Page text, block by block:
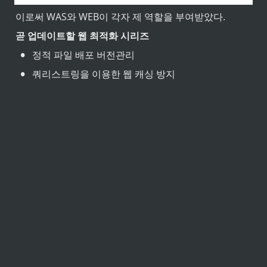
이로써 WAS와 WEB이 각자 제 역할을 부여받았다.
곧 업데이트할 웹 최적화 시리즈
• 정적 파일 배포 버전관리
• 쿼리스트링을 이용한 웹 캐싱 방지